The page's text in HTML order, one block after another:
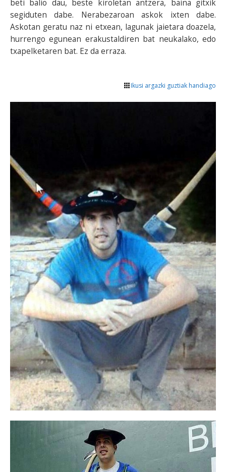
beti balio dau, beste kiroletan antzera, baina gitxik
segiduten dabe. Nerabezaroan askok ixten dabe.
Askotan geratu naz ni etxean, lagunak jaietara doazela,
hurrengo egunean erakustaldiren bat neukalako, edo
txapelketaren bat. Ez da erraza.
Ikusi argazki guztiak handiago